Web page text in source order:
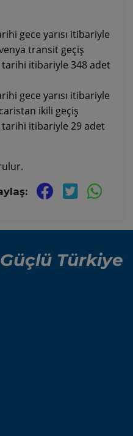
gece yarısı itibariyle
transit geçiş
tarihi itibariyle 348 adet
gece yarısı itibariyle
ikili geçiş
tarihi itibariyle 29 adet
Türkiye